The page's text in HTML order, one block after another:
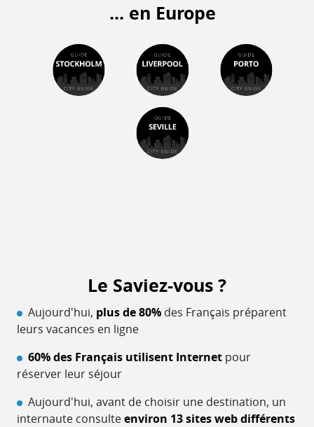
... en Europe
Le Saviez-vous ?
Aujourd'hui, plus de 80% des Français préparent
leurs vacances en ligne
60% des Français utilisent Internet pour
réserver leur séjour
Aujourd'hui, avant de choisir une destination, un
internaute consulteenviron 13 sites web différents